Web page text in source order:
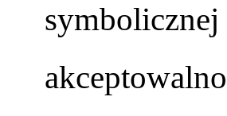
symbolicznej